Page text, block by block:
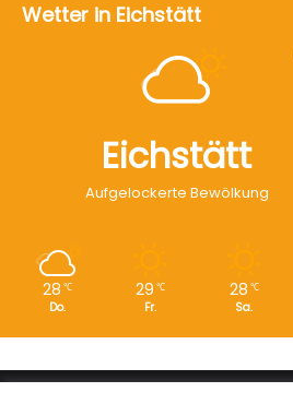
Wetter in Eichstätt
Eichstätt
Aufgelockerte Bewölkung
28 ℃
Do.
29 ℃
Fr.
28 ℃
Sa.